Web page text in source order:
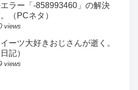
エラー「-858993460」の解決
（PCネタ）
views
ーツ大好きおじさんが逝く。
日記）
views